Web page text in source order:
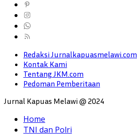
Redaksi Jurnalkapuasmelawi.com
Kontak Kami
Tentang JKM.com
Pedoman Pemberitaan
Jurnal Kapuas Melawi @ 2024
Home
TNI dan Polri